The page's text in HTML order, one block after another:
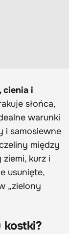
cienia i
słońca,
warunki
i samosiewne
między
kurz i
usunięte,
„zielony
kostki?